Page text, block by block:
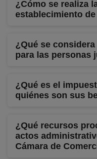
¿Cómo se realiza
establecimiento
¿Qué se
para las personas
¿Qué es el
quiénes son sus
¿Qué recursos
actos
Cámara de